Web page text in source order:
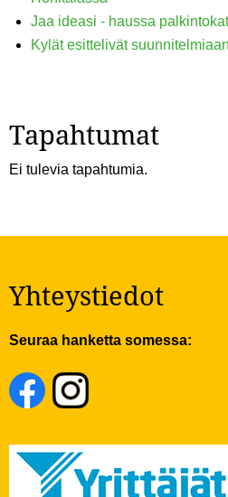
Jaa ideasi - haussa
Kylät esittelivät suunnitelmiaan
Tapahtumat
Ei tulevia tapahtumia.
Yhteystiedot
Seuraa hanketta somessa: